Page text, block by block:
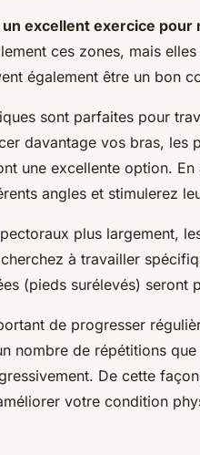
excellent exercice
ces zones, mais
également être un bon
sont parfaites pour
davantage vos bras, les
une excellente option.
angles et stimulerez
plus largement,
à travailler
(pieds surélevés) seront
de progresser
nombre de répétitions
De cette
votre condition